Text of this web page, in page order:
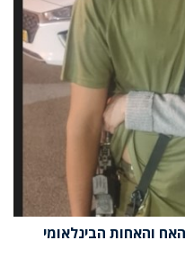
והאחות הבינלאומי